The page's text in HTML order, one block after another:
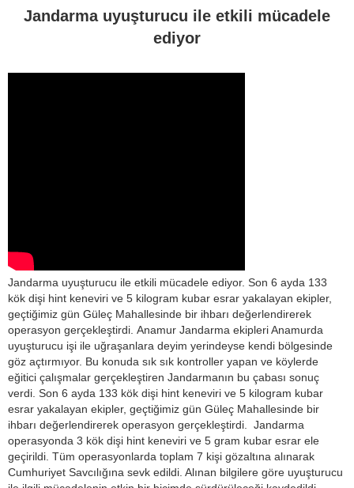
Jandarma uyuşturucu ile etkili mücadele
ediyor
Jandarma uyuşturucu ile etkili mücadele ediyor. Son 6 ayda 133
kök dişi hint keneviri ve 5 kilogram kubar esrar yakalayan ekipler,
geçtiğimiz gün Güleç Mahallesinde bir ihbarı değerlendirerek
operasyon gerçekleştirdi. Anamur Jandarma ekipleri Anamurda
uyuşturucu işi ile uğraşanlara deyim yerindeyse kendi bölgesinde
göz açtırmıyor. Bu konuda sık sık kontroller yapan ve köylerde
eğitici çalışmalar gerçekleştiren Jandarmanın bu çabası sonuç
verdi. Son 6 ayda 133 kök dişi hint keneviri ve 5 kilogram kubar
esrar yakalayan ekipler, geçtiğimiz gün Güleç Mahallesinde bir
ihbarı değerlendirerek operasyon gerçekleştirdi. Jandarma
operasyonda 3 kök dişi hint keneviri ve 5 gram kubar esrar ele
geçirildi. Tüm operasyonlarda toplam 7 kişi gözaltına alınarak
Cumhuriyet Savcılığına sevk edildi. Alınan bilgilere göre uyuşturucu